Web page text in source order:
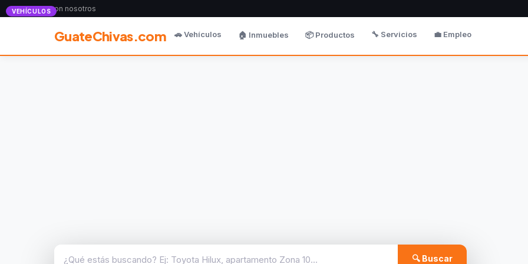
Anunciate con nosotros
GuateChivas.com 🚗 Vehículos 🏠 Inmuebles 📦 Productos 🔧 Servicios 💼 Empleo
🔍 Buscar
VEHÍCULOS